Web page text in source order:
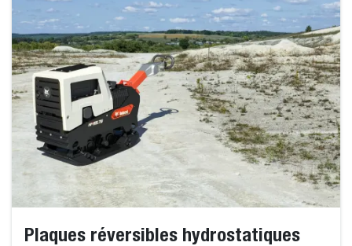
Plaques réversibles hydrostatiques